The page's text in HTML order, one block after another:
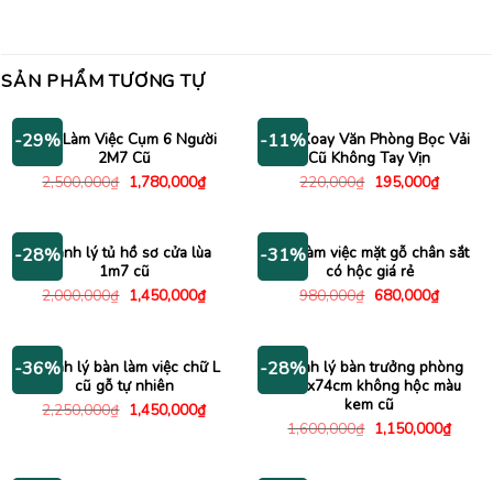
SẢN PHẨM TƯƠNG TỰ
-29%
Bàn Làm Việc Cụm 6 Người
2M7 Cũ
2,500,000₫ Giá
gốc
1,780,000₫Giá
hiện
1,780,000₫.
-11%
Ghế Xoay Văn Phòng Bọc Vải
Cũ Không Tay Vịn
220,000₫ Giá
195,000₫Giá
hiện
-28%Thanh lý tủ hồ sơ cửa lùa
1m7 cũ
2,000,000₫ Giá
gốc
1,450,000₫Giá
hiện
1,450,000₫.
-31%
Bàn làm việc mặt gỗ chân sắt
có hộc giá rẻ
980,000₫ Giá
680,000₫Giá
hiện
-36%
Thanh lý bàn làm việc chữ L
cũ gỗ tự nhiên
2,250,000₫ Giá
gốc
1,450,000₫Giá
hiện
-28%
Thanh lý bàn trưởng phòng
1m6x74cm không hộc màu
kem cũ
1,600,000₫ Giá
gốc
1,150,000₫Giá
hiện